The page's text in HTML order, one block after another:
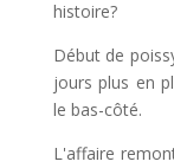
histoire?
Début de
jours plus en
le bas-côté.
L'affaire